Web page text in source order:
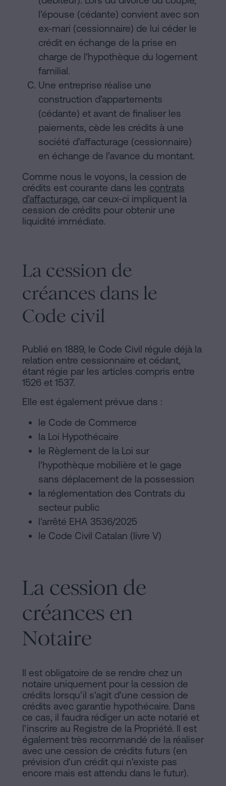
l’épouse (cédante) convient avec son
ex-mari (cessionnaire) de lui céder le
crédit en échange de la prise en
charge de l’hypothèque du logement
familial.
Une entreprise réalise une
construction d’appartements
(cédante) et avant de finaliser les
paiements, cède les crédits à une
société d’affacturage (cessionnaire)
en échange de l’avance du montant.
Comme nous le voyons, la cession de
crédits est courante dans les contrats
d’affacturage, car ceux-ci impliquent la
cession de crédits pour obtenir une
liquidité immédiate.
La cession de
créances dans le
Code civil
Publié en 1889, le Code Civil régule déjà la
relation entre cessionnaire et cédant,
étant régie par les articles compris entre
1526 et 1537.
Elle est également prévue dans :
le Code de Commerce
la Loi Hypothécaire
le Règlement de la Loi sur
l'hypothèque mobilière et le gage
sans déplacement de la possession
la réglementation des Contrats du
secteur public
l'arrêté EHA 3536/2025
le Code Civil Catalan (livre V)
La cession de
créances en
Notaire
Il est obligatoire de se rendre chez un
notaire uniquement pour la cession de
crédits lorsqu'il s'agit d'une cession de
crédits avec garantie hypothécaire. Dans
ce cas, il faudra rédiger un acte notarié et
l'inscrire au Registre de la Propriété. Il est
également très recommandé de la réaliser
avec une cession de crédits futurs (en
prévision d'un crédit qui n'existe pas
encore mais est attendu dans le futur).